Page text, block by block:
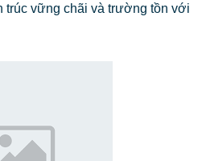
trúc vững chãi và trường tồn với